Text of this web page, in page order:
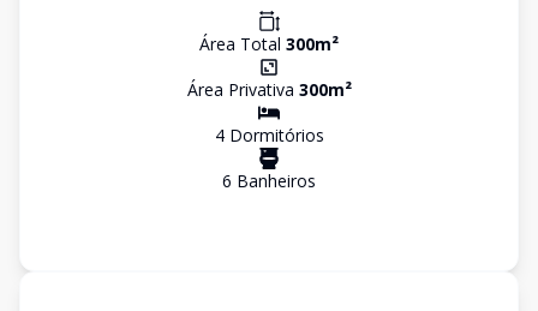
Área Total 300m²
Área Privativa 300m²
4Dormitórios
6 Banheiros